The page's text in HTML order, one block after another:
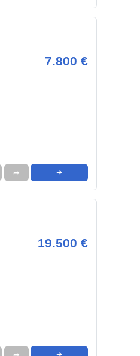
7.800 €
➦ ➜
19.500 €
➜